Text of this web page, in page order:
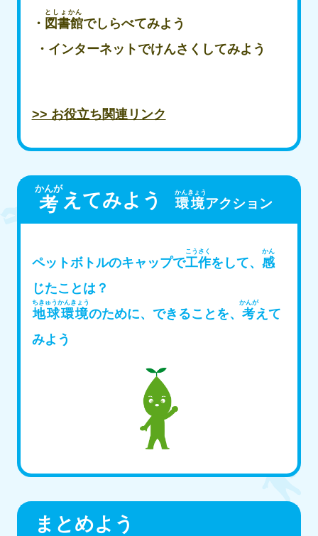
・ 図書館
としょかん
でしらべてみよう
​ ・インターネットでけんさくしてみよう
>> お役立ち関連リンク
考
かんが
えてみよう 環境
かんきょう
アクション
ペットボトルのキャップで工作
こうさく
をして、 感
かん
じたことは？
地球環境
ちきゅうかんきょう
のために、できることを、 考
かんが
えて
みよう
まとめよう